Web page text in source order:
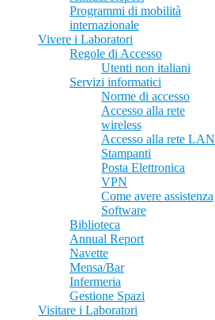
Programmi di mobilità
internazionale
Vivere i Laboratori
Regole di Accesso
Utenti non italiani
Servizi informatici
Norme di accesso
Accesso alla rete
wireless
Accesso alla rete LAN
Stampanti
Posta Elettronica
VPN
Come avere assistenza
Software
Biblioteca
Annual Report
Navette
Mensa/Bar
Infermeria
Gestione Spazi
Visitare i Laboratori